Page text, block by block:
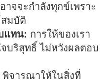
าจจะกำลังทุกข์เพราะ
มบัติ
แทน: การให้ของเรา
บริสุทธิ์ ไม่หวังผลตอบ
พิจารณาให้ในสิ่งที่